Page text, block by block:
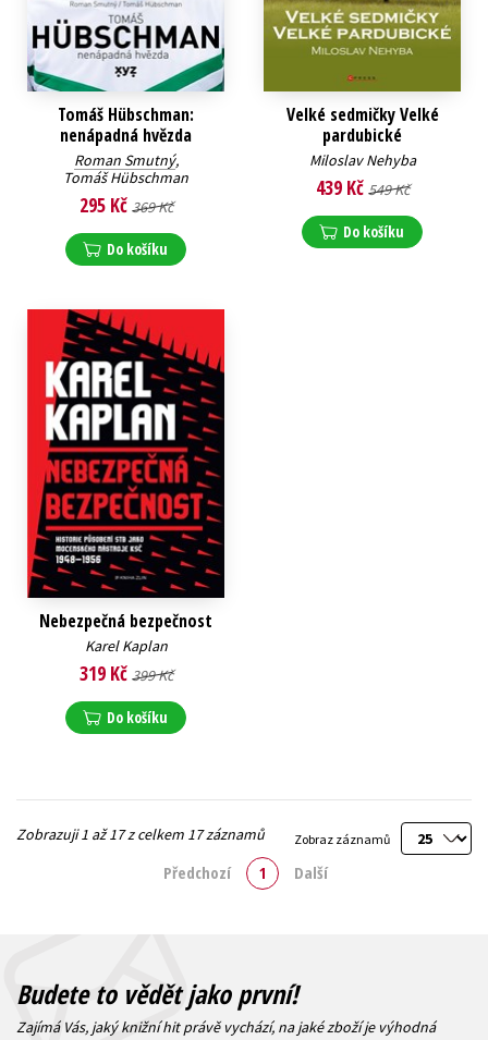
Tomáš Hübschman:
nenápadná hvězda
Roman Smutný,
Tomáš Hübschman
295 Kč 369 Kč
Do košíku
Velké sedmičky Velké
pardubické
Miloslav Nehyba
439 Kč 549 Kč
Do košíku
Nebezpečná bezpečnost
Karel Kaplan
319 Kč 399 Kč
Do košíku
Zobraz záznamů
Zobrazuji 1 až 17 z celkem 17 záznamů
Předchozí 1 Další
Budete to vědět jako první!
Zajímá Vás, jaký knižní hit právě vychází, na jaké zboží je výhodná